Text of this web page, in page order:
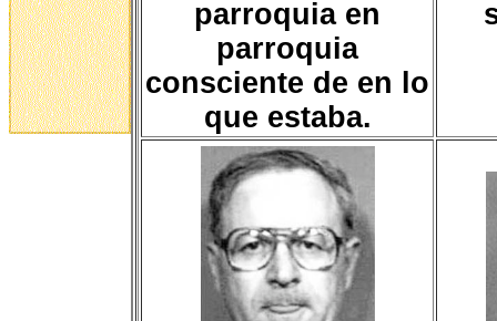
parroquia en
parroquia
consciente de en lo
que estaba.